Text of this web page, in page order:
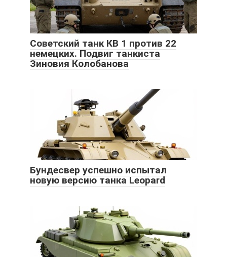
Советский танк КВ 1 против 22
немецких. Подвиг танкиста
Зиновия Колобанова
Бундесвер успешно испытал
новую версию танка Leopard